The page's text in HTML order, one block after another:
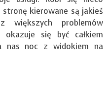
kierowane są jakieś
większych problemów
się być całkiem
nas noc z widokiem na